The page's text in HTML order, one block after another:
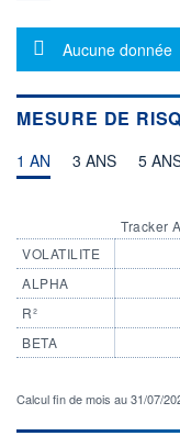
VOLUME
65 116
LIMITE À LA
BAISSE
CTO BUSINESS
RISQUE DU FONDS
5/7
Message
Aucune donnée
MESURE DE
1 AN 3 ANS 5
VOLATILITE
ALPHA
R²
BETA
Tracker
Calcul fin de mois au 31/07/